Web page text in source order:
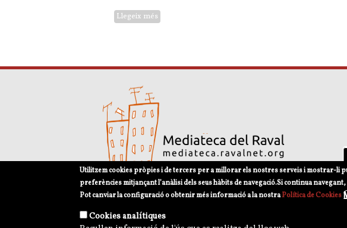
Llegeix més
Avís legal Política de privacitat i normes d'ús Política de
Utilitzem cookies pròpies i de tercers per a millorar els nostres serveis i mostrar-li
preferències mitjançant l’anàlisi dels seus hàbits de navegació.Si continua navegant,
Pot canviar la configuració o obtenir més informació a la nostraPolítica de Cookies
Cookies analítiques